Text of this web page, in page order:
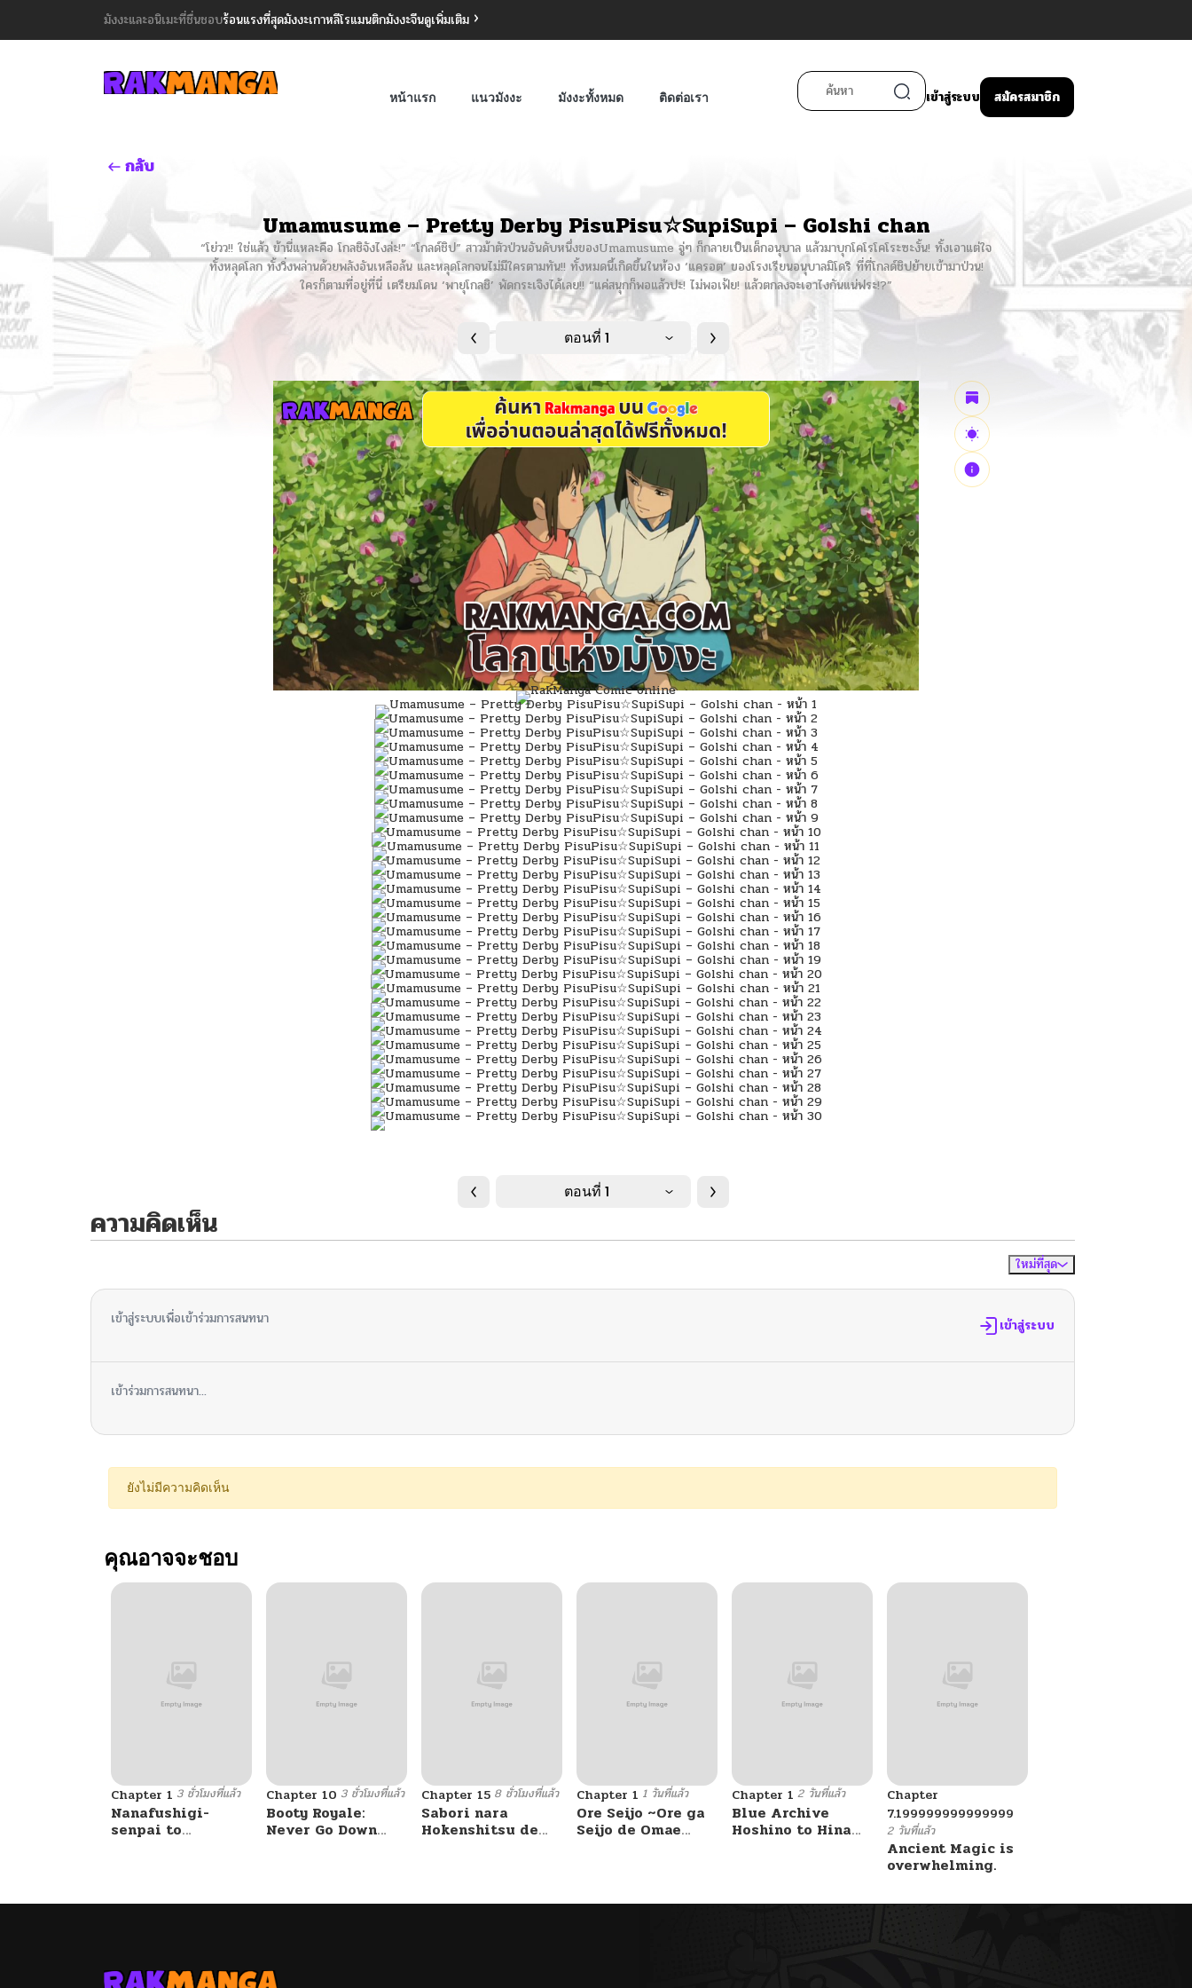
มังงะและอนิเมะที่ชื่นชอบร้อนแรงที่สุดมังงะเกาหลีโรแมนติกมังงะจีนดูเพิ่มเติม
หน้าแรก แนวมังงะ มังงะทั้งหมด ติดต่อเรา เข้าสู่ระบบ สมัครสมาชิก
กลับ
Umamusume – Pretty Derby PisuPisu☆SupiSupi – Golshi chan
“โย่วว!! ใช่แล้ว ข้านี่แหละคือ โกลชิจังไงล่ะ!” “โกลด์ชิป” สาวม้าตัวป่วนอันดับหนึ่งของUmamusume จู่ๆ ก็กลายเป็นเด็กอนุบาล แล้วมาบุกโคโรโคโระซะงั้น! ทั้งเอาแต่ใจ
ทั้งหลุดโลก ทั้งวิ่งพล่านด้วยพลังอันเหลือล้น และหลุดโลกจนไม่มีใครตามทัน!! ทั้งหมดนี้เกิดขึ้นในห้อง ‘แครอต’ ของโรงเรียนอนุบาลมิโดริ ที่ที่โกลด์ชิปย้ายเข้ามาป่วน!
ใครก็ตามที่อยู่ที่นี่ เตรียมโดน ‘พายุโกลชิ’ พัดกระเจิงได้เลย!! “แค่สนุกก็พอแล้วปะ! ไม่พอเฟ้ย! แล้วตกลงจะเอาไงกันแน่ฟระ!?”
ตอนที่ 1
ตอนที่ 1
ความคิดเห็น
ใหม่ที่สุด
เข้าสู่ระบบเพื่อเข้าร่วมการสนทนา เข้าสู่ระบบ
เข้าร่วมการสนทนา...
ยังไม่มีความคิดเห็น
คุณอาจจะชอบ
Chapter 1 3 ชั่วโมงที่แล้ว
Nanafushigi-
senpai to
Chapter 10 3 ชั่วโมงที่แล้ว
Booty Royale:
Never Go Down
Chapter 15 8 ชั่วโมงที่แล้ว
Sabori nara
Hokenshitsu de
Chapter 1 1 วันที่แล้ว
Ore Seijo ~Ore ga
Seijo de Omae
Chapter 1 2 วันที่แล้ว
Blue Archive
Hoshino to Hina
Chapter
7.199999999999999
2 วันที่แล้ว
Ancient Magic is
overwhelming.